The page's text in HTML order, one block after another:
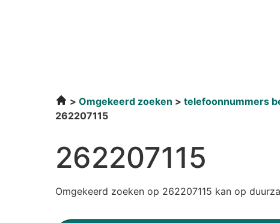
Omgekeerd zoeken
telefoonnummers
262207115
262207115
Omgekeerd zoeken op 262207115 kan op